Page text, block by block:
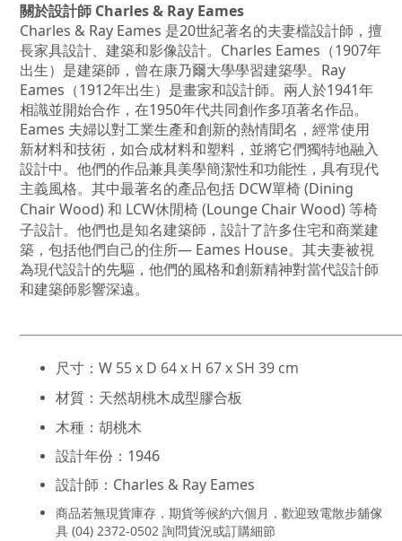
關於設計師 Charles & Ray Eames
Charles & Ray Eames 是20世紀著名的夫妻檔設計師，擅
長家具設計、建築和影像設計。Charles Eames（1907年
出生）是建築師，曾在康乃爾大學學習建築學。Ray
Eames（1912年出生）是畫家和設計師。兩人於1941年
相識並開始合作，在1950年代共同創作多項著名作品。
Eames 夫婦以對工業生產和創新的熱情聞名，經常使用
新材料和技術，如合成材料和塑料，並將它們獨特地融入
設計中。他們的作品兼具美學簡潔性和功能性，具有現代
主義風格。其中最著名的產品包括 DCW單椅 (Dining
Chair Wood) 和 LCW休閒椅 (Lounge Chair Wood) 等椅
子設計。他們也是知名建築師，設計了許多住宅和商業建
築，包括他們自己的住所— Eames House。其夫妻被視
為現代設計的先驅，他們的風格和創新精神對當代設計師
和建築師影響深遠。
尺寸：W 55 x D 64 x H 67 x SH 39 cm
材質： 天然胡桃木成型膠合板
木種：胡桃木
設計年份：1946
設計師：Charles & Ray Eames
商品若無現貨庫存，期貨等候約六個月， 歡迎致電散步舖傢
具 (04) 2372-0502 詢問貨況或訂購細節